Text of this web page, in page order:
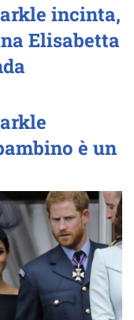
incinta,
Elisabetta
è un